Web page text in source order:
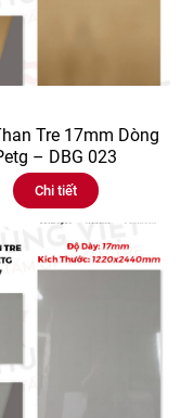
Tre 17mm Dòng
– DBG 023
Chi tiết